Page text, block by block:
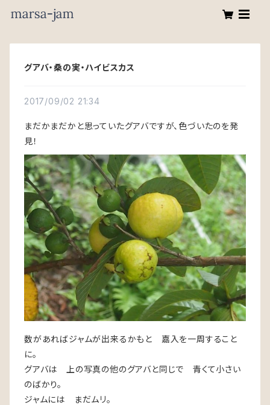
グアバ・桑の実・ハイビスカス
2017/09/02 21:34
まだかまだかと思っていたグアバですが、色づいたのを発
見！
数があればジャムが出来るかもと 嘉入を一周すること
に。
グアバは 上の写真の他のグアバと同じで 青くて小さい
のばかり。
ジャムには まだムリ。